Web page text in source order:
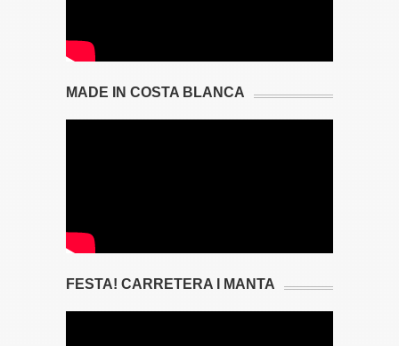
MADE IN COSTA BLANCA
FESTA! CARRETERA I MANTA